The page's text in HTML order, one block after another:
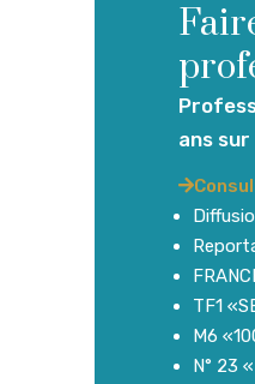
ans
TF1
M6
N° 23